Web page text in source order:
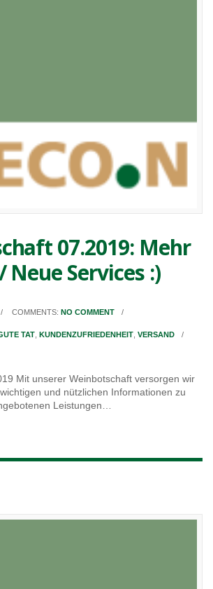
07.2019: Mehr
Neue Services :)
COMMENTS: NO COMMENT
TAT KUNDENZUFRIEDENHEIT VERSAND
Mit unserer Weinbotschaft versorgen wir
und nützlichen Informationen zu
Leistungen…